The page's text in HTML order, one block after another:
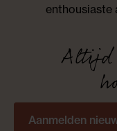
enthousiaste
Altijd
Aanmelden